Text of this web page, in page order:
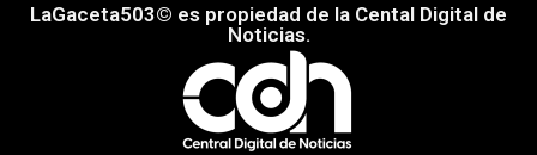
LaGaceta503© es propiedad de la Cental Digital de
Noticias.